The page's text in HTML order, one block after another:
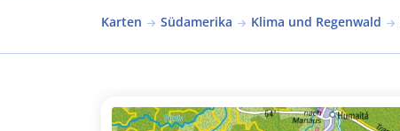
Karten Südamerika Klima und Regenwald